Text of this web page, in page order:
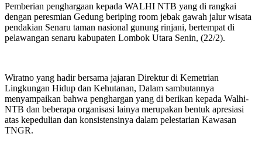
Pemberian penghargaan kepada WALHI NTB yang di rangkai
dengan peresmian Gedung beriping room jebak gawah jalur wisata
pendakian Senaru taman nasional gunung rinjani, bertempat di
pelawangan senaru kabupaten Lombok Utara Senin, (22/2).
Wiratno yang hadir bersama jajaran Direktur di Kemetrian
Lingkungan Hidup dan Kehutanan, Dalam sambutannya
menyampaikan bahwa penghargan yang di berikan kepada Walhi-
NTB dan beberapa organisasi lainya merupakan bentuk apresiasi
atas kepedulian dan konsistensinya dalam pelestarian Kawasan
TNGR.